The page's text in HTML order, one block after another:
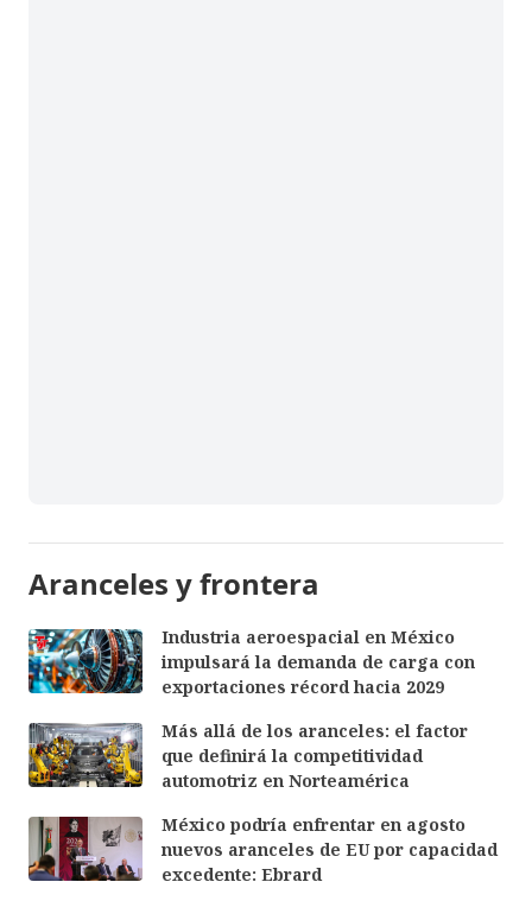
Aranceles y frontera
Industria aeroespacial en México
impulsará la demanda de carga con
exportaciones récord hacia 2029
Más allá de los aranceles: el factor
que definirá la competitividad
automotriz en Norteamérica
México podría enfrentar en agosto
nuevos aranceles de EU por capacidad
excedente: Ebrard